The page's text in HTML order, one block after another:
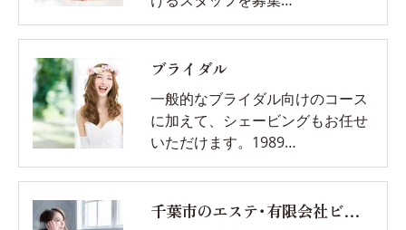
ブライダル
一般的なブライダル向けのコース
に加えて、シェービングもお任せ
いただけます。1989…
千葉市のエステ･有限会社ビソウの評判